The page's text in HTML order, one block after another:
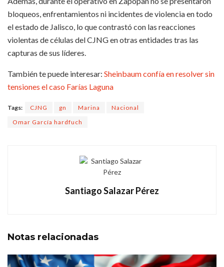
bloqueos, enfrentamientos ni incidentes de violencia en todo
el estado de Jalisco, lo que contrastó con las reacciones
violentas de células del CJNG en otras entidades tras las
capturas de sus líderes.
También te puede interesar: Sheinbaum confía en resolver sin
tensiones el caso Farías Laguna
Tags: CJNG gn Marina
Nacional
Omar García hardfuch
Santiago Salazar Pérez
Notas relacionadas